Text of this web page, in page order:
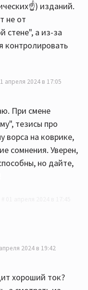
изданий.
не от
стене", а из-за
контролировать
апреля 2024 в 17:05
При смене
тезисы про
ворса на коврике,
сомнения. Уверен,
но дайте,
2024 в 19:42
хороший ток?